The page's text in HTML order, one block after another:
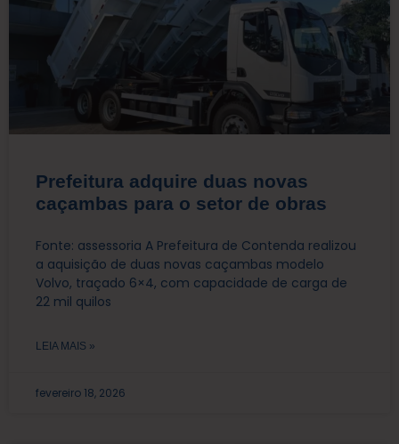
Prefeitura adquire duas novas
caçambas para o setor de obras
Fonte: assessoria A Prefeitura de Contenda realizou
a aquisição de duas novas caçambas modelo
Volvo, traçado 6×4, com capacidade de carga de
22 mil quilos
LEIA MAIS »
fevereiro 18, 2026